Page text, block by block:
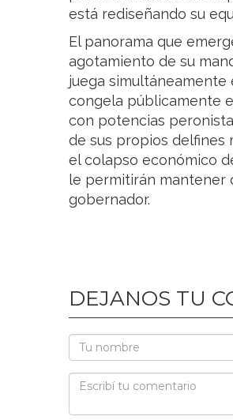
está rediseñando su
El panorama que
agotamiento de su
juega
congela públicamente
con potencias
de sus propios delfines
el colapso económico
le permitirán mantener
gobernador.
DEJANOS TU